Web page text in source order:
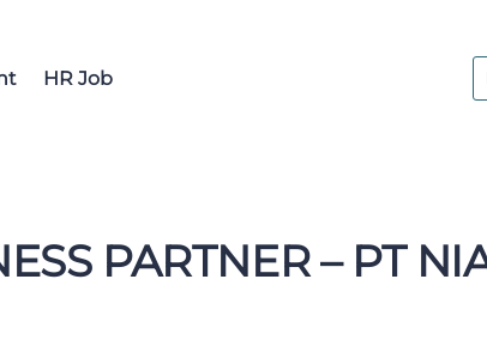
HR Job
PARTNER – PT